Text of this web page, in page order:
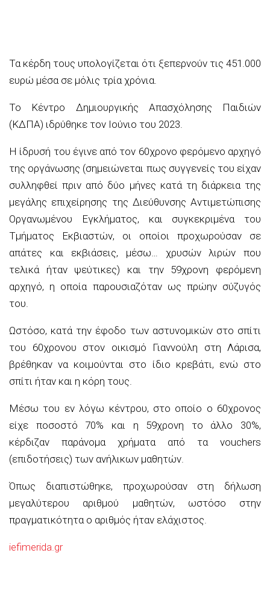
Τα κέρδη τους υπολογίζεται ότι ξεπερνούν τις 451.000
ευρώ μέσα σε μόλις τρία χρόνια.
Το Κέντρο Δημιουργικής Απασχόλησης Παιδιών
(ΚΔΠΑ) ιδρύθηκε τον Ιούνιο του 2023.
Η ίδρυσή του έγινε από τον 60χρονο φερόμενο αρχηγό
της οργάνωσης (σημειώνεται πως συγγενείς του είχαν
συλληφθεί πριν από δύο μήνες κατά τη διάρκεια της
μεγάλης επιχείρησης της Διεύθυνσης Αντιμετώπισης
Οργανωμένου Εγκλήματος, και συγκεκριμένα του
Τμήματος Εκβιαστών, οι οποίοι προχωρούσαν σε
απάτες και εκβιάσεις, μέσω… χρυσών λιρών που
τελικά ήταν ψεύτικες) και την 59χρονη φερόμενη
αρχηγό, η οποία παρουσιαζόταν ως πρώην σύζυγός
του.
Ωστόσο, κατά την έφοδο των αστυνομικών στο σπίτι
του 60χρονου στον οικισμό Γιαννούλη στη Λάρισα,
βρέθηκαν να κοιμούνται στο ίδιο κρεβάτι, ενώ στο
σπίτι ήταν και η κόρη τους.
Μέσω του εν λόγω κέντρου, στο οποίο ο 60χρονος
είχε ποσοστό 70% και η 59χρονη το άλλο 30%,
κέρδιζαν παράνομα χρήματα από τα vouchers
(επιδοτήσεις) των ανήλικων μαθητών.
Όπως διαπιστώθηκε, προχωρούσαν στη δήλωση
μεγαλύτερου αριθμού μαθητών, ωστόσο στην
πραγματικότητα ο αριθμός ήταν ελάχιστος.
iefimerida.gr